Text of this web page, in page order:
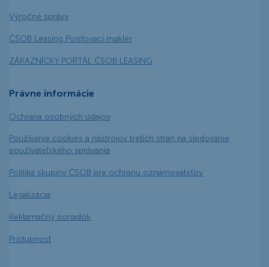
Výročné správy
ČSOB Leasing Poisťovací maklér
ZÁKAZNÍCKY PORTÁL ČSOB LEASING
Právne informácie
Ochrana osobných údajov
Používanie cookies a nástrojov tretích strán na sledovanie
používateľského správania
Politika skupiny ČSOB pre ochranu oznamovateľov
Legalizácia
Reklamačný poriadok
Prístupnosť